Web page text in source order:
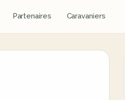
Partenaires Caravaniers